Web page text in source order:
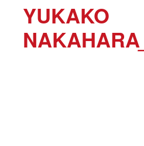
YUKAKO
NAKAHARA